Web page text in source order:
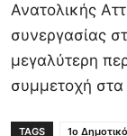
Ανατολικής
συνεργασίας
μεγαλύτερη
συμμετοχή στα
TAGS 1ο